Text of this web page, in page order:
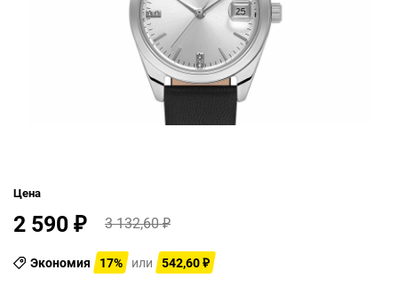
Цена
2 590 ₽ 3 132,60₽
Экономия 17% или 542,60 ₽